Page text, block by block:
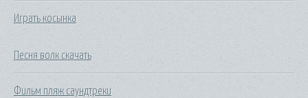
Играть косынка
Песня волк скачать
Фильм пляж саундтреки